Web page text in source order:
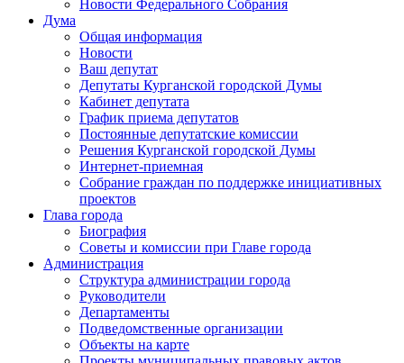
Новости Федерального Cобрания
Дума
Общая информация
Новости
Ваш депутат
Депутаты Курганской городской Думы
Кабинет депутата
График приема депутатов
Постоянные депутатские комиссии
Решения Курганской городской Думы
Интернет-приемная
Собрание граждан по поддержке инициативных
проектов
Глава города
Биография
Советы и комиссии при Главе города
Администрация
Структура администрации города
Руководители
Департаменты
Подведомственные организации
Объекты на карте